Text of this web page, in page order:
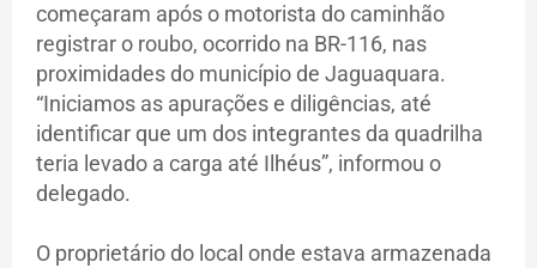
começaram após o motorista do caminhão
registrar o roubo, ocorrido na BR-116, nas
proximidades do município de Jaguaquara.
“Iniciamos as apurações e diligências, até
identificar que um dos integrantes da quadrilha
teria levado a carga até Ilhéus”, informou o
delegado.
O proprietário do local onde estava armazenada